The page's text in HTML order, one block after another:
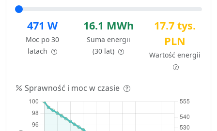
471 W
Moc po 30
latach
16.1 MWh
Suma energii
(30 lat)
17.7 tys.
PLN
Wartość energii
Sprawność i moc w czasie